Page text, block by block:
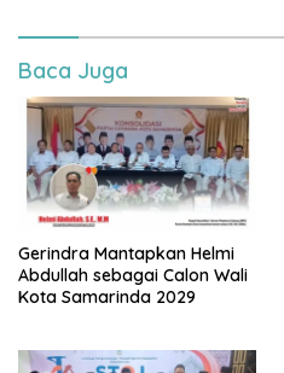
Baca Juga
Gerindra Mantapkan Helmi
Abdullah sebagai Calon Wali
Kota Samarinda 2029